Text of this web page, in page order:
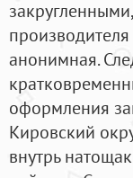
анонимная.
оформления
Кировский
внутрь